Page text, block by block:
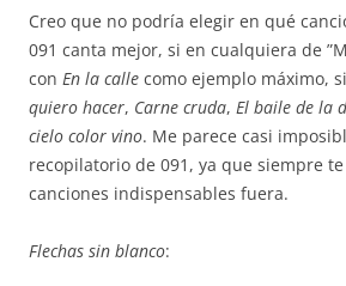
Creo que no podría elegir en qué
091 canta mejor, si en cualquiera de
con En la calle como ejemplo máximo,
quiero hacer, Carne cruda, El baile de la
cielo color vino. Me parece casi
recopilatorio de 091, ya que siempre
canciones indispensables fuera.
Flechas sin blanco: